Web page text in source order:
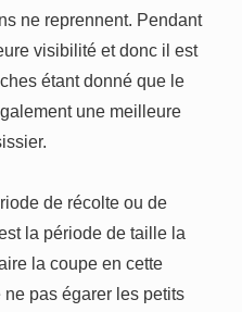
ne reprennent. Pendant
visibilité et donc il est
étant donné que le
une meilleure
de récolte ou de
la période de taille la
la coupe en cette
ne pas égarer les petits